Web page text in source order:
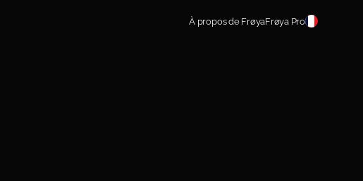
À propos de FrøyaFrøya Pro